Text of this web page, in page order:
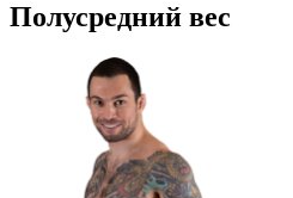
Полусредний вес